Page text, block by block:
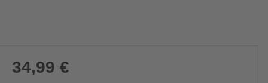
34,99 €